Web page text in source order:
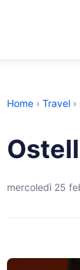
Home › Travel ›
mercoledì 25